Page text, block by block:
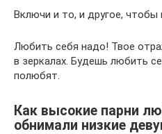
Включи и то, и другое, чтобы
Любить себя надо! Твое
в зеркалах. Будешь любить
полюбят.
Как высокие парни
обнимали низкие